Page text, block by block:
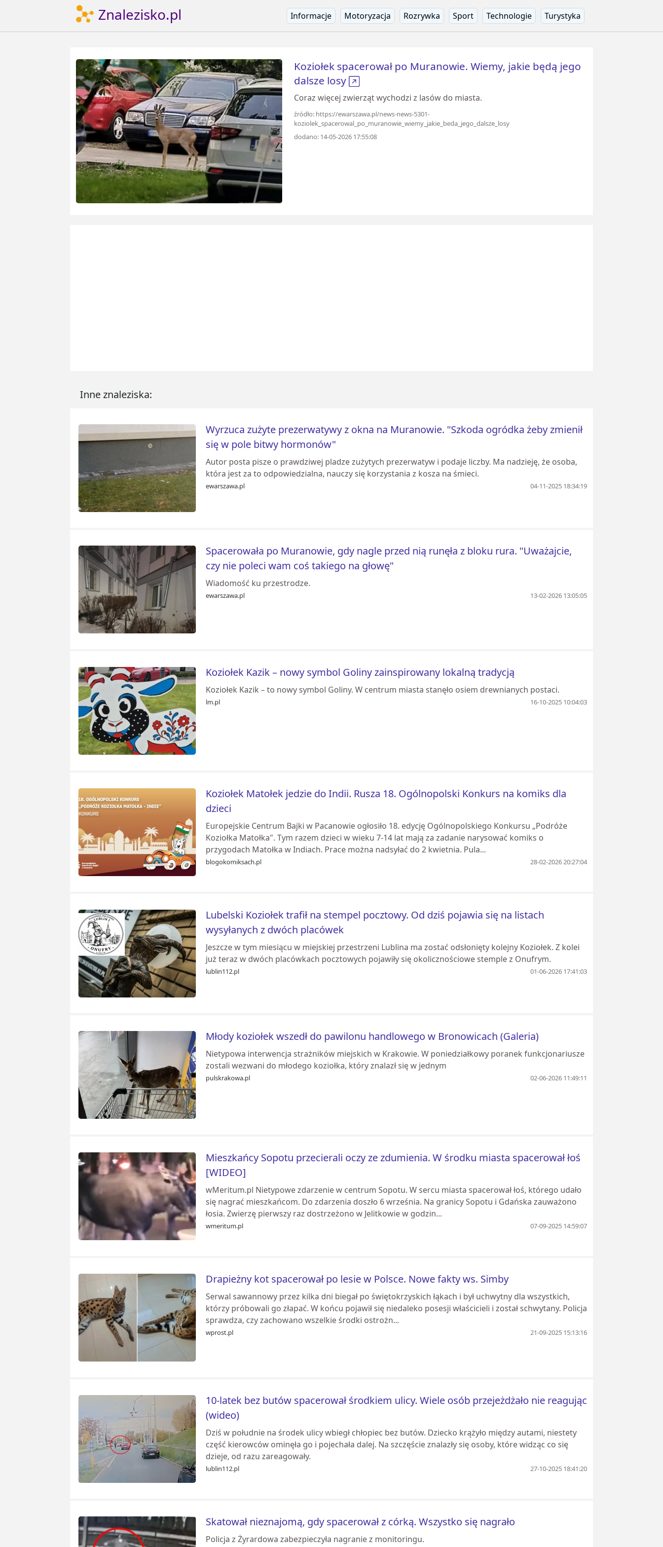
Znalezisko.pl Informacje Motoryzacja Rozrywka Sport Technologie Turystyka
Koziołek spacerował po Muranowie. Wiemy, jakie będą jego
dalsze losy
Coraz więcej zwierząt wychodzi z lasów do miasta.
źródło: https://ewarszawa.pl/news-news-5301-
koziolek_spacerowal_po_muranowie_wiemy_jakie_beda_jego_dalsze_losy
dodano: 14-05-2026 17:55:08
Inne znaleziska:
Wyrzuca zużyte prezerwatywy z okna na Muranowie. "Szkoda ogródka żeby zmienił
się w pole bitwy hormonów"
Autor posta pisze o prawdziwej pladze zużytych prezerwatyw i podaje liczby. Ma nadzieję, że osoba,
która jest za to odpowiedzialna, nauczy się korzystania z kosza na śmieci.
ewarszawa.pl 04-11-2025 18:34:19
Spacerowała po Muranowie, gdy nagle przed nią runęła z bloku rura. "Uważajcie,
czy nie poleci wam coś takiego na głowę"
Wiadomość ku przestrodze.
ewarszawa.pl 13-02-2026 13:05:05
Koziołek Kazik – nowy symbol Goliny zainspirowany lokalną tradycją
Koziołek Kazik – to nowy symbol Goliny. W centrum miasta stanęło osiem drewnianych postaci.
lm.pl 16-10-2025 10:04:03
Koziołek Matołek jedzie do Indii. Rusza 18. Ogólnopolski Konkurs na komiks dla
dzieci
Europejskie Centrum Bajki w Pacanowie ogłosiło 18. edycję Ogólnopolskiego Konkursu „Podróże
Koziołka Matołka". Tym razem dzieci w wieku 7-14 lat mają za zadanie narysować komiks o
przygodach Matołka w Indiach. Prace można nadsyłać do 2 kwietnia. Pula...
blogokomiksach.pl 28-02-2026 20:27:04
Lubelski Koziołek trafił na stempel pocztowy. Od dziś pojawia się na listach
wysyłanych z dwóch placówek
Jeszcze w tym miesiącu w miejskiej przestrzeni Lublina ma zostać odsłonięty kolejny Koziołek. Z kolei
już teraz w dwóch placówkach pocztowych pojawiły się okolicznościowe stemple z Onufrym.
lublin112.pl 01-06-2026 17:41:03
Młody koziołek wszedł do pawilonu handlowego w Bronowicach (Galeria)
Nietypowa interwencja strażników miejskich w Krakowie. W poniedziałkowy poranek funkcjonariusze
zostali wezwani do młodego koziołka, który znalazł się w jednym
pulskrakowa.pl 02-06-2026 11:49:11
Mieszkańcy Sopotu przecierali oczy ze zdumienia. W środku miasta spacerował łoś
[WIDEO]
wMeritum.pl Nietypowe zdarzenie w centrum Sopotu. W sercu miasta spacerował łoś, którego udało
się nagrać mieszkańcom. Do zdarzenia doszło 6 września. Na granicy Sopotu i Gdańska zauważono
łosia. Zwierzę pierwszy raz dostrzeżono w Jelitkowie w godzin...
wmeritum.pl 07-09-2025 14:59:07
Drapieżny kot spacerował po lesie w Polsce. Nowe fakty ws. Simby
Serwal sawannowy przez kilka dni biegał po świętokrzyskich łąkach i był uchwytny dla wszystkich,
którzy próbowali go złapać. W końcu pojawił się niedaleko posesji właścicieli i został schwytany. Policja
sprawdza, czy zachowano wszelkie środki ostrożn...
wprost.pl 21-09-2025 15:13:16
10-latek bez butów spacerował środkiem ulicy. Wiele osób przejeżdżało nie reagując
(wideo)
Dziś w południe na środek ulicy wbiegł chłopiec bez butów. Dziecko krążyło między autami, niestety
część kierowców ominęła go i pojechała dalej. Na szczęście znalazły się osoby, które widząc co się
dzieje, od razu zareagowały.
lublin112.pl 27-10-2025 18:41:20
Skatował nieznajomą, gdy spacerował z córką. Wszystko się nagrało
Policja z Żyrardowa zabezpieczyła nagranie z monitoringu.